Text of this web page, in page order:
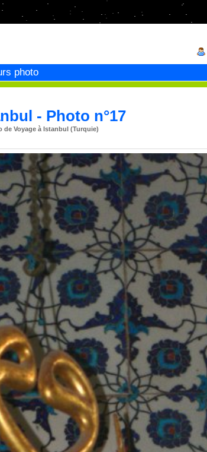
photo
- Photo n°17
de Voyage à Istanbul (Turquie)